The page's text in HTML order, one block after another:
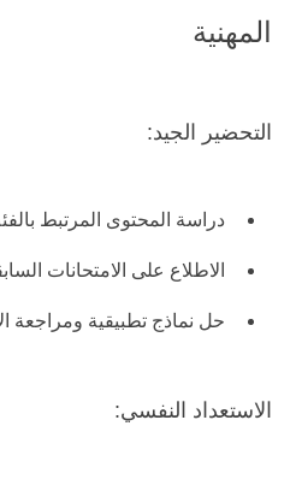
المهنية
التحضير الجيد:
دراسة المحتوى المرتبط
الاطلاع على الامتحانات
حل نماذج تطبيقية ومراجعة
الاستعداد النفسي: